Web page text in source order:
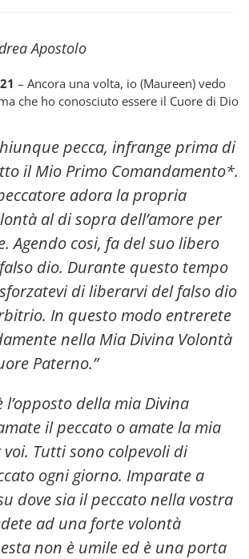
Apostolo
– Ancora una volta, io (Maureen) vedo
che ho conosciuto essere il Cuore di Dio
pecca, infrange prima di
il Mio Primo Comandamento*.
adora la propria
al di sopra dell’amore per
Agendo cosi, fa del suo libero
dio. Durante questo tempo
di liberarvi del falso dio
In questo modo entrerete
nella Mia Divina Volontà
Paterno.”
l’opposto della mia Divina
il peccato o amate la mia
Tutti sono colpevoli di
ogni giorno. Imparate a
dove sia il peccato nella vostra
ad una forte volontà
non è umile ed è una porta